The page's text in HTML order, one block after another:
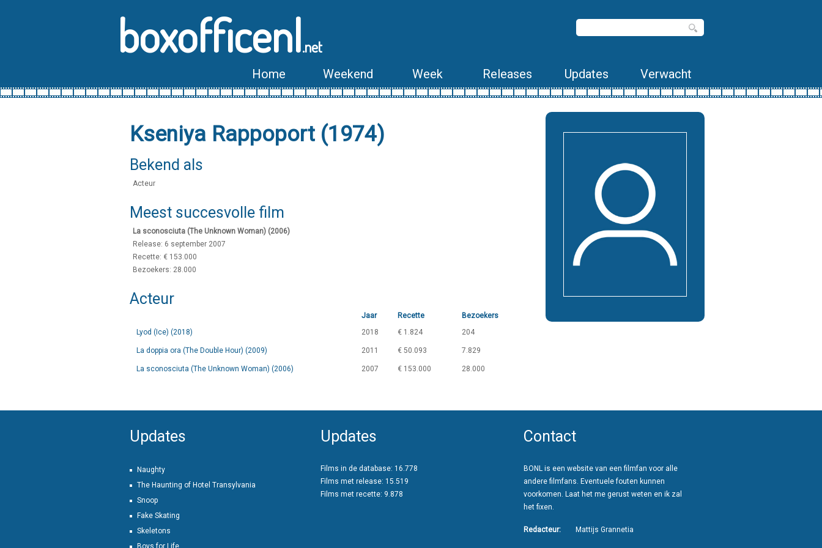
boxofficenl.net
Home Weekend Week Releases Updates Verwacht
Kseniya Rappoport (1974)
Bekend als
Acteur
Meest succesvolle film
La sconosciuta (The Unknown Woman) (2006)
Release: 6 september 2007
Recette: € 153.000
Bezoekers: 28.000
Acteur
Jaar Recette
Bezoekers
Lyod (Ice) (2018)
2018 € 1.824 204
La doppia ora (The Double Hour) (2009) 2011 € 50.093 7.829
La sconosciuta (The Unknown Woman) (2006) 2007 € 153.000 28.000
Updates
Naughty
The Haunting of Hotel Transylvania
Snoop
Fake Skating
Skeletons
Boys for Life
Updates
Films in de database: 16.778
Films met release: 15.519
Films met recette: 9.878
Contact
BONL is een website van een filmfan voor alle
andere filmfans. Eventuele fouten kunnen
voorkomen. Laat het me gerust weten en ik zal
het fixen.
Redacteur: Mattijs Grannetia